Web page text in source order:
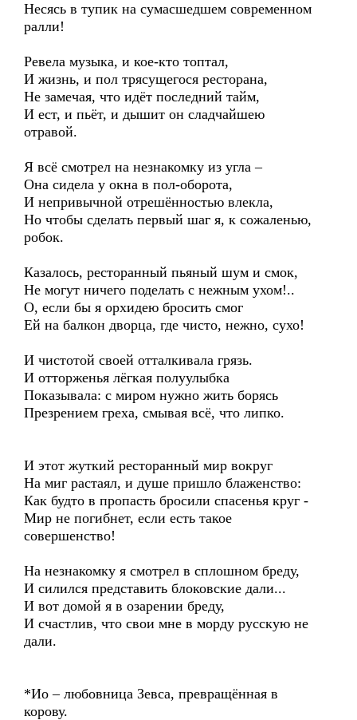
Несясь в тупик на сумасшедшем современном
ралли!
Ревела музыка, и кое-кто топтал,
И жизнь, и пол трясущегося ресторана,
Не замечая, что идёт последний тайм,
И ест, и пьёт, и дышит он сладчайшею
отравой.
Я всё смотрел на незнакомку из угла –
Она сидела у окна в пол-оборота,
И непривычной отрешённостью влекла,
Но чтобы сделать первый шаг я, к сожаленью,
робок.
Казалось, ресторанный пьяный шум и смок,
Не могут ничего поделать с нежным ухом!..
О, если бы я орхидею бросить смог
Ей на балкон дворца, где чисто, нежно, сухо!
И чистотой своей отталкивала грязь.
И отторженья лёгкая полуулыбка
Показывала: с миром нужно жить борясь
Презрением греха, смывая всё, что липко.
И этот жуткий ресторанный мир вокруг
На миг растаял, и душе пришло блаженство:
Как будто в пропасть бросили спасенья круг -
Мир не погибнет, если есть такое
совершенство!
На незнакомку я смотрел в сплошном бреду,
И силился представить блоковские дали...
И вот домой я в озарении бреду,
И счастлив, что свои мне в морду русскую не
дали.
*Ио – любовница Зевса, превращённая в
корову.